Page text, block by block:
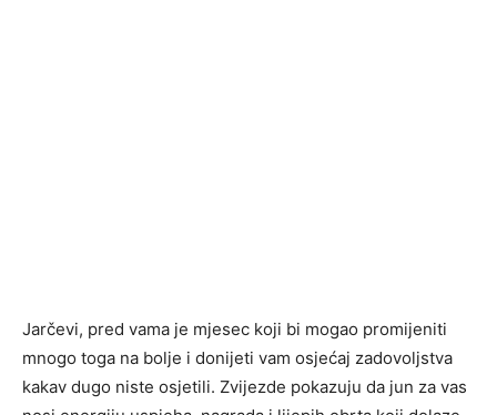
Jarčevi, pred vama je mjesec koji bi mogao promijeniti
mnogo toga na bolje i donijeti vam osjećaj zadovoljstva
kakav dugo niste osjetili. Zvijezde pokazuju da jun za vas